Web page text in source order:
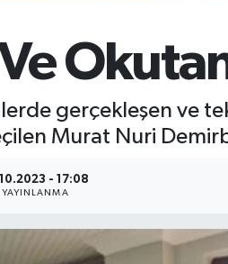
gerçekleşen ve
Murat Nuri
- 17:08
YAYINLANMA